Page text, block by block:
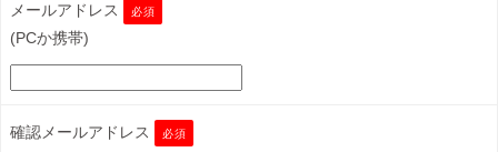
メールアドレス 必須
(PCか携帯)
確認メールアドレス 必須